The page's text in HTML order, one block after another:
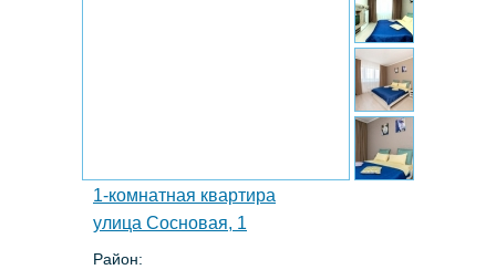
1-комнатная квартира
улица Сосновая, 1
Район: